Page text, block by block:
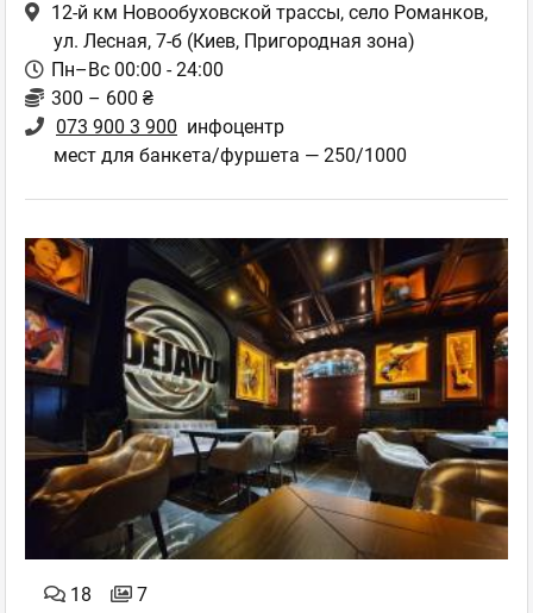
12-й км Новообуховской трассы, село Романков,
ул. Лесная, 7-б (Киев, Пригородная зона)
Пн–Вс 00:00 - 24:00
300 – 600 ₴
073 900 3 900 инфоцентр
мест для банкета/фуршета — 250/1000
18 7